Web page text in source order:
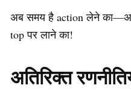
अब समय है action लेने
top पर लाने का!
अतिरिक्त